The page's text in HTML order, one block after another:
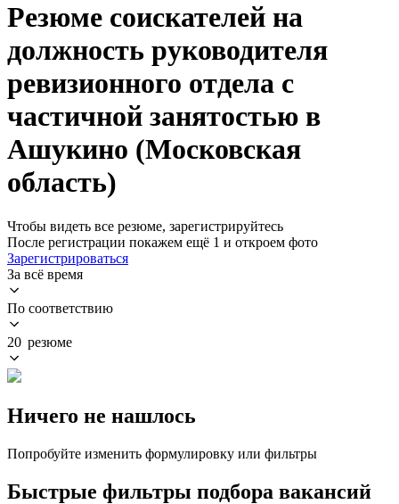
Резюме соискателей на
должность руководителя
ревизионного отдела с
частичной занятостью в
Ашукино (Московская
область)
Чтобы видеть все резюме, зарегистрируйтесь
После регистрации покажем ещё 1 и откроем фото
Зарегистрироваться
За всё время
По соответствию
20 резюме
Ничего не нашлось
Попробуйте изменить формулировку или фильтры
Быстрые фильтры подбора вакансий